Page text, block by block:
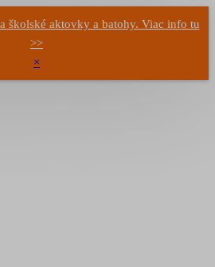
školské aktovky a batohy. Viac info tu
>>
×